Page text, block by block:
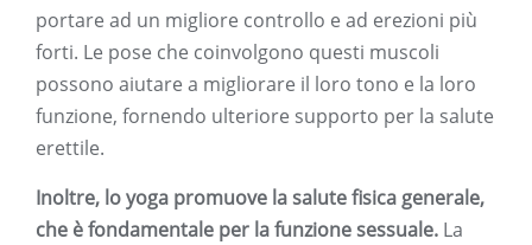
portare ad un migliore controllo e ad erezioni più
forti. Le pose che coinvolgono questi muscoli
possono aiutare a migliorare il loro tono e la loro
funzione, fornendo ulteriore supporto per la salute
erettile.
Inoltre, lo yoga promuove la salute fisica generale,
che è fondamentale per la funzione sessuale. La